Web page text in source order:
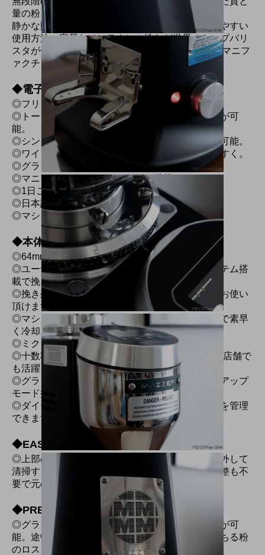
量の粉を提供。
静かな動作音と安定したグラインディング、扱いやすい
使用方法、容易なメンテナンス性など世界のトップバリ
スタが信頼を寄せるMAZZERのグラインダーにはマニフ
ァクチャーのプライドが息づいています。
◆電子コントロールパネル
◎フリッピングディスプレイを採用。
◎トータル、もしくは部分的なドーサーカウントが可
能。
◎シングル、ダブル、トリプルのドーサー設定が可能。
◎ワイドディスプレイと広角ビューでさらに見やすく。
◎グラインドの最大量が設定可能。
◎マニュアルグラインドモードを搭載。
◎1日ごとのグラインド統計が確認可能。
◎日本語を含む多言語対応
◎マシンに異常があれば画面上でお知らせ。
◆本体機能など
◎64mm フラットディスクを採用。
◎ユーザーフレンドリーなメモリートラックシステム搭
載で挽き具合調整のセットが簡単。
◎挽き残し微粉が従来より減少。よりクリーンにお使い
頂けます。
◎マシン内に熱がこもらないよう、ダブルファンで素早
く冷却。
◎ミクロ単位での挽き具合調整が可能。
◎十数秒で20g弱(目安)を挽く能力は、レストラン店舗で
も活躍しているスペックです。
◎グラインド途中で一度ポーズする、ドーシングアップ
モード搭載。
◎ダイヤル部分の調整が可能に。数値で挽き具合を管理
できます。
◆EASY CLEANING
◎上部のネジ４点を取り外すと簡単に上刃を取り外して
清掃することが可能です。再セット後のゼロ点調整も不
要で元の挽き目をキープします。
◆PRE-TAP PAUSE
◎グラインドプログラムにポーズを設定することが可
能。途中でレベリングすることにより、こぼれ落ちる粉
のロスも削減できます。